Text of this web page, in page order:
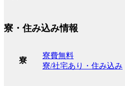
寮・住み込み情報
寮
寮費無料
寮/社宅あり・住み込み